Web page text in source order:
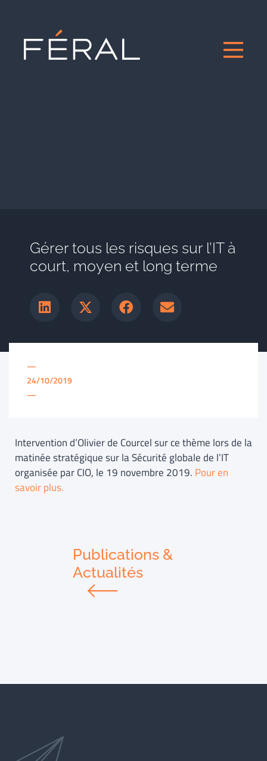
Gérer tous les risques sur l’IT à
court, moyen et long terme
—
24/10/2019
—
Intervention d’Olivier de Courcel sur ce thème lors de la
matinée stratégique sur la Sécurité globale de l’IT
organisée par CIO, le 19 novembre 2019. Pour en
savoir plus.
Publications &
Actualités